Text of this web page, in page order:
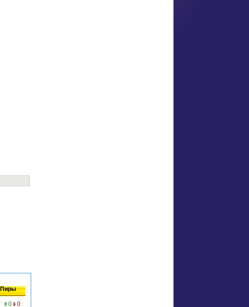
Пиры
0 0